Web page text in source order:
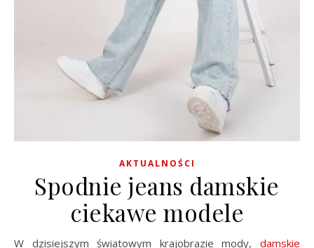
AKTUALNOŚCI
Spodnie jeans damskie
ciekawe modele
W dzisiejszym światowym krajobrazie mody, damskie